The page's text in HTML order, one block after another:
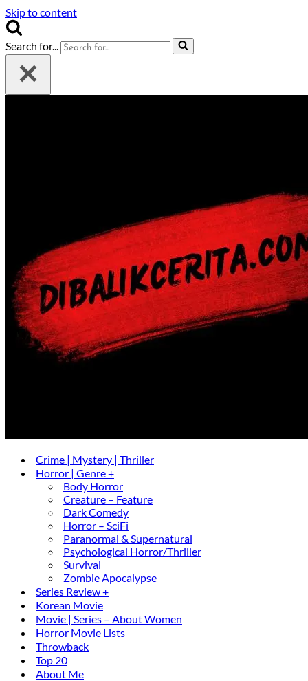
Skip to content
Search for...
Crime | Mystery | Thriller
Horror | Genre +
Body Horror
Creature – Feature
Dark Comedy
Horror – SciFi
Paranormal & Supernatural
Psychological Horror/Thriller
Survival
Zombie Apocalypse
Series Review +
Korean Movie
Movie | Series – About Women
Horror Movie Lists
Throwback
Top 20
About Me